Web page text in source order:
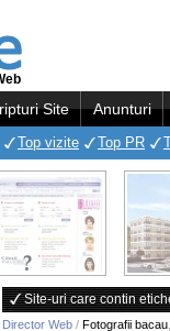
Site Anunturi
Top vizite Top PR
Site-uri care contin
Director Web / Fotografii bacau